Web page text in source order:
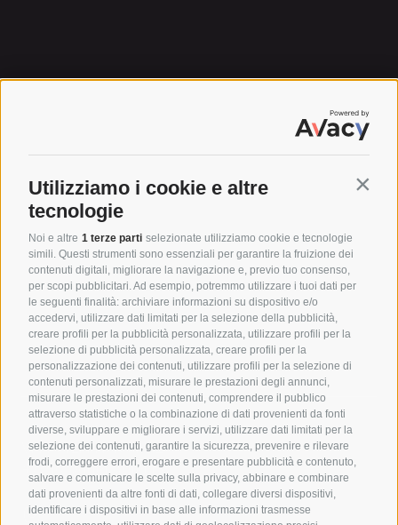
Utilizziamo i cookie e altre
tecnologie
Noi e altre 1 terze parti selezionate utilizziamo cookie e tecnologie
simili. Questi strumenti sono essenziali per garantire la fruizione dei
contenuti digitali, migliorare la navigazione e, previo tuo consenso,
per scopi pubblicitari. Ad esempio, potremmo utilizzare i tuoi dati per
le seguenti finalità: archiviare informazioni su dispositivo e/o
accedervi, utilizzare dati limitati per la selezione della pubblicità,
creare profili per la pubblicità personalizzata, utilizzare profili per la
selezione di pubblicità personalizzata, creare profili per la
personalizzazione dei contenuti, utilizzare profili per la selezione di
contenuti personalizzati, misurare le prestazioni degli annunci,
misurare le prestazioni dei contenuti, comprendere il pubblico
attraverso statistiche o la combinazione di dati provenienti da fonti
diverse, sviluppare e migliorare i servizi, utilizzare dati limitati per la
selezione dei contenuti, garantire la sicurezza, prevenire e rilevare
frodi, correggere errori, erogare e presentare pubblicità e contenuto,
salvare e comunicare le scelte sulla privacy, abbinare e combinare
dati provenienti da altre fonti di dati, collegare diversi dispositivi,
identificare i dispositivi in base alle informazioni trasmesse
Via Porzia Nefetti, 32
47018 Santa Sofia FC
Instagram